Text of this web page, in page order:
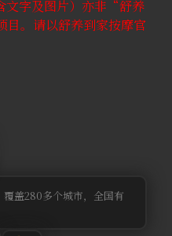
文字及图片）亦非“舒养
。请以舒养到家按摩官
盖280多个城市，全国有